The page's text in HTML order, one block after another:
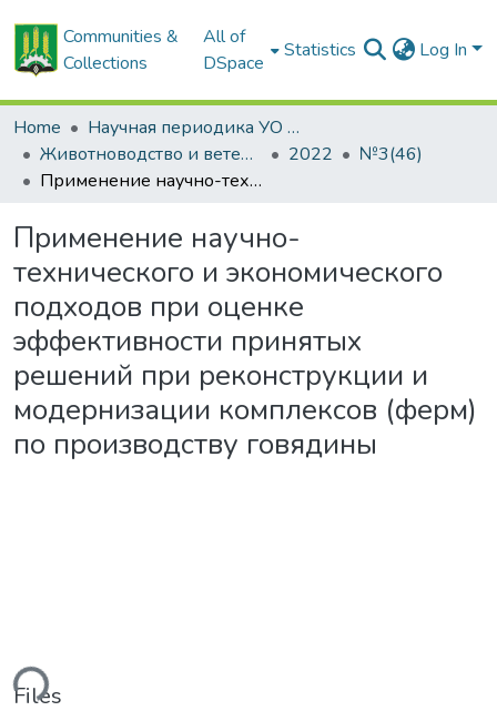
Communities &
Collections
All of
DSpace
Statistics Log In
Home
Научная периодика УО БГСХА
Животноводство и ветеринарная медицина: научно-практический журнал
2022
№3(46)
Применение научно-технического и экономического подходов при оценке эффективности принятых решений при реконструкции и модернизации комплексов (ферм) по производству говядины
Применение научно-
технического и экономического
подходов при оценке
эффективности принятых
решений при реконструкции и
модернизации комплексов (ферм)
по производству говядины
Files